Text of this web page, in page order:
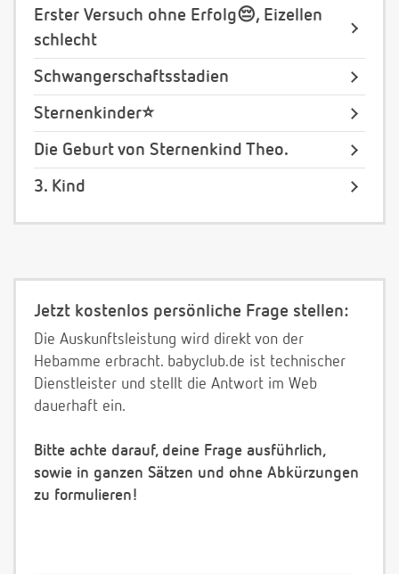
Erster Versuch ohne Erfolg😔, Eizellen
schlecht
Schwangerschaftsstadien
Sternenkinder⭐️
Die Geburt von Sternenkind Theo.
3. Kind
Jetzt kostenlos persönliche Frage stellen:
Die Auskunftsleistung wird direkt von der
Hebamme erbracht. babyclub.de ist technischer
Dienstleister und stellt die Antwort im Web
dauerhaft ein.
Bitte achte darauf, deine Frage ausführlich,
sowie in ganzen Sätzen und ohne Abkürzungen
zu formulieren!